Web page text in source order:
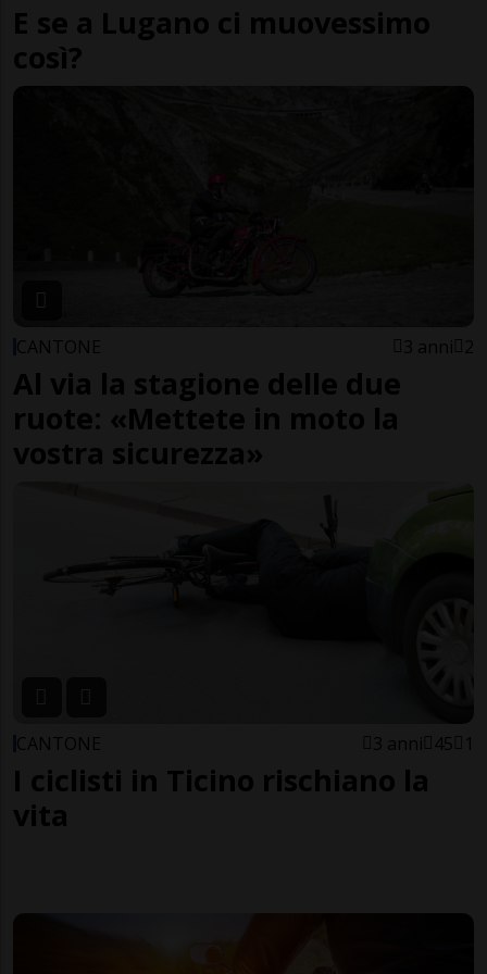
E se a Lugano ci muovessimo
così?
CANTONE 3 anni 2
Al via la stagione delle due
ruote: «Mettete in moto la
vostra sicurezza»
CANTONE 3 anni 45 1
I ciclisti in Ticino rischiano la
vita